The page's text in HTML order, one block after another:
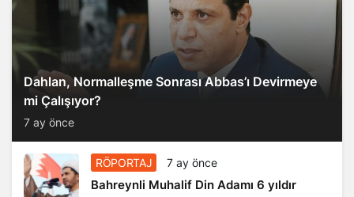
Dahlan, Normalleşme Sonrası Abbas’ı Devirmeye
mi Çalışıyor?
7 ay önce
RÖPORTAJ 7 ay önce
Bahreynli Muhalif Din Adamı 6 yıldır